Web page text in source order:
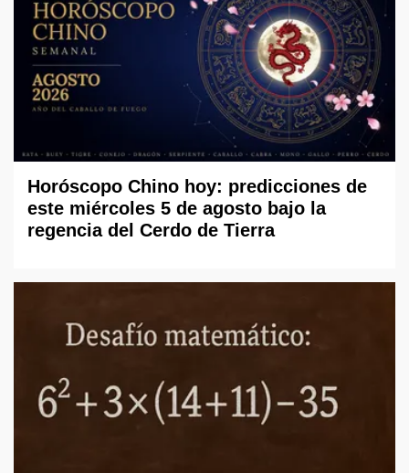
Horóscopo Chino hoy: predicciones de
este miércoles 5 de agosto bajo la
regencia del Cerdo de Tierra